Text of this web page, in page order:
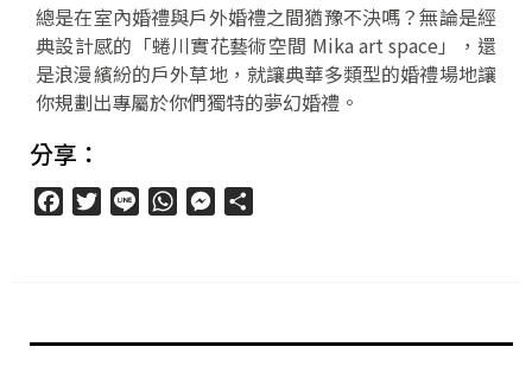
總是在室內婚禮與戶外婚禮之間猶豫不決嗎？無論是經
典設計感的「蜷川實花藝術空間 Mika art space」，還
是浪漫繽紛的戶外草地，就讓典華多類型的婚禮場地讓
你規劃出專屬於你們獨特的夢幻婚禮。
分享：
FacebookTwitter
Line WhatsAppMessenger